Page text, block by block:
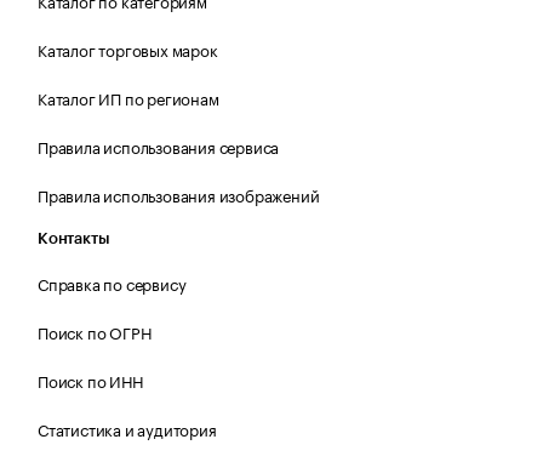
Каталог торговых марок
Каталог ИП по регионам
Правила использования сервиса
Правила использования изображений
Контакты
Справка по сервису
Поиск по ОГРН
Поиск по ИНН
Статистика и аудитория